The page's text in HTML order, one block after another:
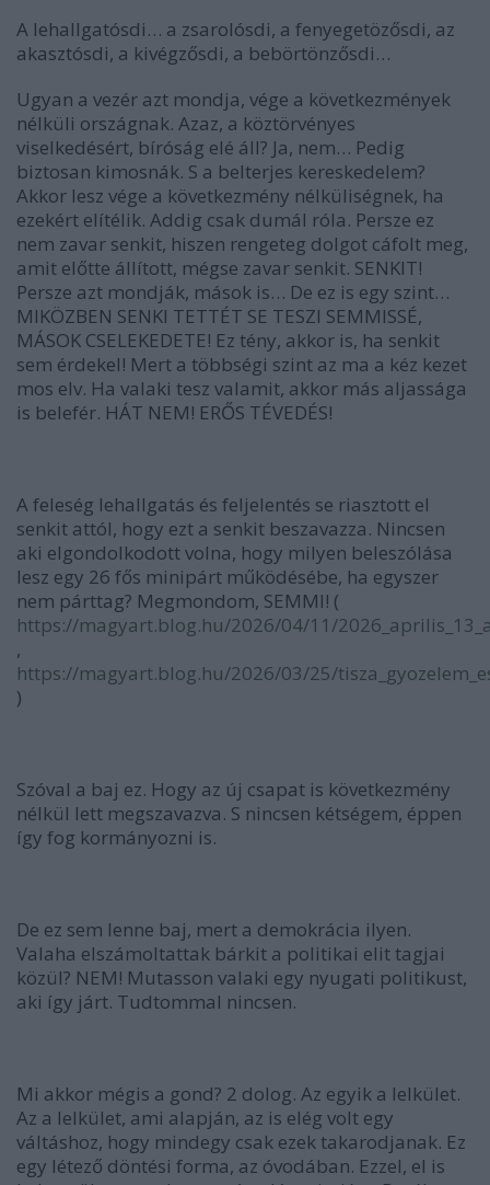
A lehallgatósdi… a zsarolósdi, a fenyegetözősdi, az
akasztósdi, a kivégzősdi, a bebörtönzősdi…
Ugyan a vezér azt mondja, vége a következmények
nélküli országnak. Azaz, a köztörvényes
viselkedésért, bíróság elé áll? Ja, nem… Pedig
biztosan kimosnák. S a belterjes kereskedelem?
Akkor lesz vége a következmény nélküliségnek, ha
ezekért elítélik. Addig csak dumál róla. Persze ez
nem zavar senkit, hiszen rengeteg dolgot cáfolt meg,
amit előtte állított, mégse zavar senkit. SENKIT!
Persze azt mondják, mások is… De ez is egy szint…
MIKÖZBEN SENKI TETTÉT SE TESZI SEMMISSÉ,
MÁSOK CSELEKEDETE! Ez tény, akkor is, ha senkit
sem érdekel! Mert a többségi szint az ma a kéz kezet
mos elv. Ha valaki tesz valamit, akkor más aljassága
is belefér. HÁT NEM! ERŐS TÉVEDÉS!
A feleség lehallgatás és feljelentés se riasztott el
senkit attól, hogy ezt a senkit beszavazza. Nincsen
aki elgondolkodott volna, hogy milyen beleszólása
lesz egy 26 fős minipárt működésébe, ha egyszer
nem párttag? Megmondom, SEMMI! (
https://magyart.blog.hu/2026/04/11/
,
https://magyart.blog.hu/2026/03/25/
)
Szóval a baj ez. Hogy az új csapat is következmény
nélkül lett megszavazva. S nincsen kétségem, éppen
így fog kormányozni is.
De ez sem lenne baj, mert a demokrácia ilyen.
Valaha elszámoltattak bárkit a politikai elit tagjai
közül? NEM! Mutasson valaki egy nyugati politikust,
aki így járt. Tudtommal nincsen.
Mi akkor mégis a gond? 2 dolog. Az egyik a lelkület.
Az a lelkület, ami alapján, az is elég volt egy
váltáshoz, hogy mindegy csak ezek takarodjanak. Ez
egy létező döntési forma, az óvodában. Ezzel, el is